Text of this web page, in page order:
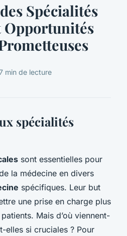
Spécialités
Opportunités
min de lecture
spécialités
sont essentielles pour
la médecine en divers
spécifiques. Leur but
une prise en charge plus
Mais d’où viennent-
elles si cruciales ? Pour